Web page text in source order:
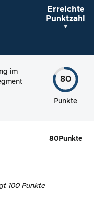
Erreichte
Punktzahl
*
im
80
Punkte
80 Punkte
100 Punkte